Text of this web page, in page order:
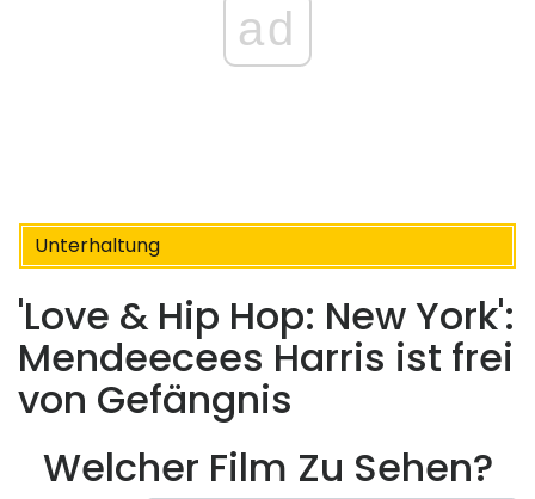
ad
Unterhaltung
'Love & Hip Hop: New York':
Mendeecees Harris ist frei
von Gefängnis
Welcher Film Zu Sehen?